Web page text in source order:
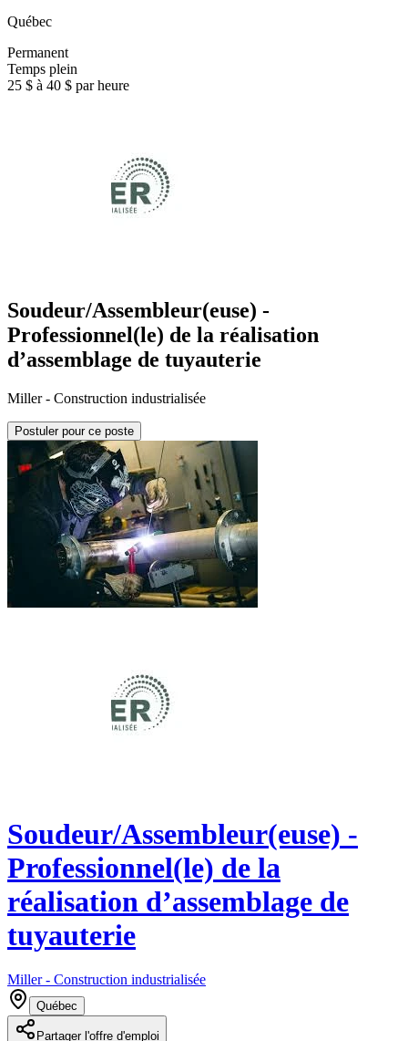
Québec
Permanent
Temps plein
25 $ à 40 $ par heure
Soudeur/Assembleur(euse) -
Professionnel(le) de la réalisation
d’assemblage de tuyauterie
Miller - Construction industrialisée
Postuler pour ce poste
Soudeur/Assembleur(euse) -
Professionnel(le) de la
réalisation d’assemblage de
tuyauterie
Miller - Construction industrialisée
Québec
Partager l'offre d'emploi